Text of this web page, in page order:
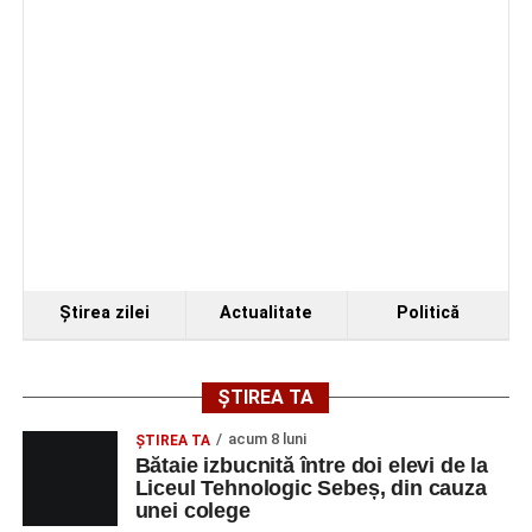
Ştirea zilei Actualitate Politică
ȘTIREA TA
ŞTIREA TA acum 8 luni
Bătaie izbucnită între doi elevi de la
Liceul Tehnologic Sebeș, din cauza
unei colege